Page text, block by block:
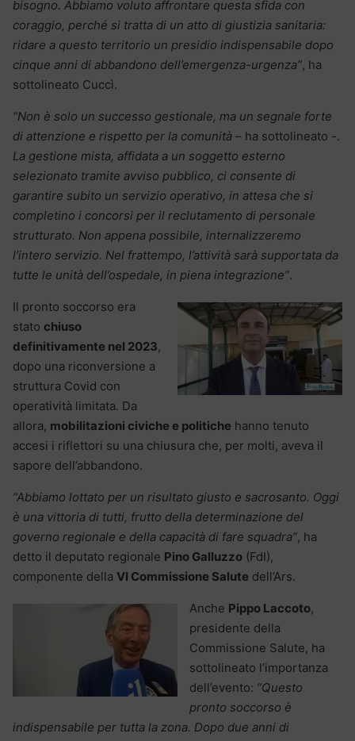
bisogno. Abbiamo voluto affrontare questa sfida con
coraggio, perché si tratta di un atto di giustizia sanitaria:
ridare a questo territorio un presidio indispensabile dopo
cinque anni di abbandono dell’emergenza-urgenza”, ha
sottolineato Cuccì.
“Non è solo un successo gestionale, ma un segnale forte
di attenzione e rispetto per la comunità – ha sottolineato -.
La gestione mista, affidata a un soggetto esterno
selezionato tramite avviso pubblico, ci consente di
garantire subito un servizio operativo, in attesa che si
completino i concorsi per il reclutamento di personale
strutturato. Non appena possibile, internalizzeremo
l’intero servizio. Nel frattempo, l’attività sarà supportata da
tutte le unità dell’ospedale, in piena integrazione”.
Il pronto soccorso era
stato chiuso
definitivamente nel 2023,
dopo una riconversione a
struttura Covid con
operatività limitata. Da
allora, mobilitazioni civiche e politiche hanno tenuto
accesi i riflettori su una chiusura che, per molti, aveva il
sapore dell’abbandono.
“Abbiamo lottato per un risultato giusto e sacrosanto. Oggi
è una vittoria di tutti, frutto della determinazione del
governo regionale e della capacità di fare squadra”, ha
detto il deputato regionale Pino Galluzzo (FdI),
componente della VI Commissione Salute dell’Ars.
Anche Pippo Laccoto,
presidente della
Commissione Salute, ha
sottolineato l’importanza
dell’evento: “Questo
pronto soccorso è
indispensabile per tutta la zona. Dopo due anni di